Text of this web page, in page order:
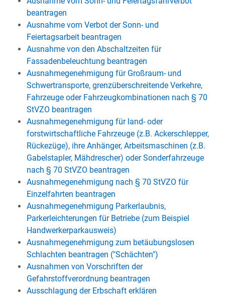
beantragen
Ausnahme vom Verbot der Sonn- und
Feiertagsarbeit beantragen
Ausnahme von den Abschaltzeiten für
Fassadenbeleuchtung beantragen
Ausnahmegenehmigung für Großraum- und
Schwertransporte, grenzüberschreitende Verkehre,
Fahrzeuge oder Fahrzeugkombinationen nach § 70
StVZO beantragen
Ausnahmegenehmigung für land- oder
forstwirtschaftliche Fahrzeuge (z.B. Ackerschlepper,
Rückezüge), ihre Anhänger, Arbeitsmaschinen (z.B.
Gabelstapler, Mähdrescher) oder Sonderfahrzeuge
nach § 70 StVZO beantragen
Ausnahmegenehmigung nach § 70 StVZO für
Einzelfahrten beantragen
Ausnahmegenehmigung Parkerlaubnis,
Parkerleichterungen für Betriebe (zum Beispiel
Handwerkerparkausweis)
Ausnahmegenehmigung zum betäubungslosen
Schlachten beantragen ("Schächten")
Ausnahmen von Vorschriften der
Gefahrstoffverordnung beantragen
Ausschlagung der Erbschaft erklären